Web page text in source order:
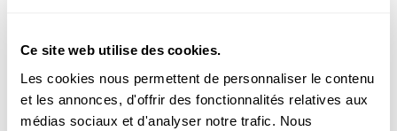
Ce site web utilise des cookies.
Les cookies nous permettent de personnaliser le contenu
et les annonces, d'offrir des fonctionnalités relatives aux
médias sociaux et d'analyser notre trafic. Nous
des tulipes (ou autres fleurs) blanches en tulipes colorée...
FNR